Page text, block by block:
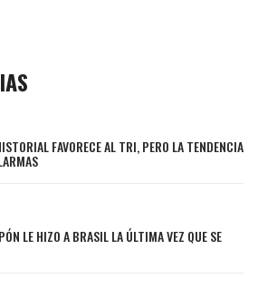
FAVORECE AL TRI, PERO LA TENDENCIA
LE HIZO A BRASIL LA ÚLTIMA VEZ QUE SE